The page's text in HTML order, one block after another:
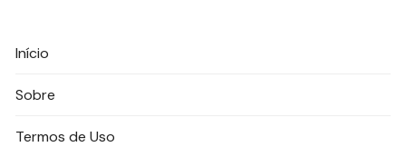
Início
Sobre
Termos de Uso